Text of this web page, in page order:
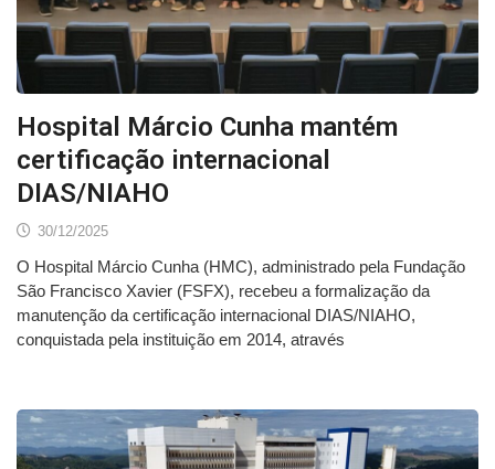
Hospital Márcio Cunha mantém
certificação internacional
DIAS/NIAHO
30/12/2025
O Hospital Márcio Cunha (HMC), administrado pela Fundação
São Francisco Xavier (FSFX), recebeu a formalização da
manutenção da certificação internacional DIAS/NIAHO,
conquistada pela instituição em 2014, através